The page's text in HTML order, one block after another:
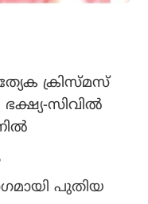
ക്രിസ്മസ്
സിവിൽ
പുതിയ